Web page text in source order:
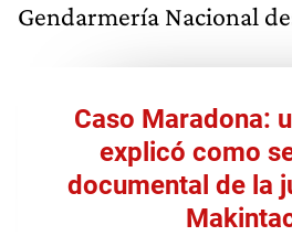
Gendarmería Nacional
Caso Maradona:
explicó como
documental de la